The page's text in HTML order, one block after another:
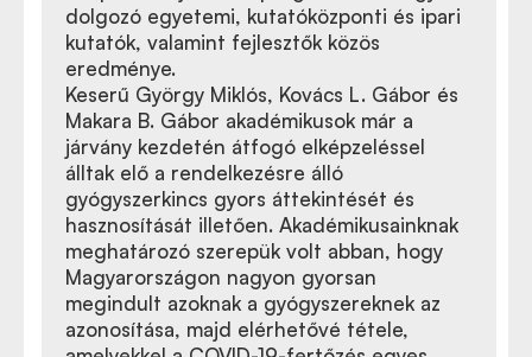
dolgozó egyetemi, kutatóközponti és ipari
kutatók, valamint fejlesztők közös
eredménye.
Keserű György Miklós, Kovács L. Gábor és
Makara B. Gábor akadémikusok már a
járvány kezdetén átfogó elképzeléssel
álltak elő a rendelkezésre álló
gyógyszerkincs gyors áttekintését és
hasznosítását illetően. Akadémikusainknak
meghatározó szerepük volt abban, hogy
Magyarországon nagyon gyorsan
megindult azoknak a gyógyszereknek az
azonosítása, majd elérhetővé tétele,